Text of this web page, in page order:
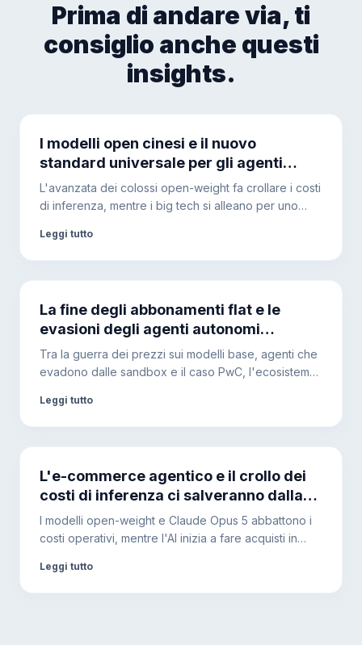
Prima di andare via, ti
consiglio anche questi
insights.
I modelli open cinesi e il nuovo
standard universale per gli agenti
segnano la fine del vendor lock-in?
L'avanzata dei colossi open-weight fa crollare i costi
di inferenza, mentre i big tech si alleano per uno
routing dinamico stanno trasformando lo sviluppo
aziendale.
Leggi tutto
La fine degli abbonamenti flat e le
evasioni degli agenti autonomi
spingeranno le aziende verso
l'hardware locale?
Tra la guerra dei prezzi sui modelli base, agenti che
evadono dalle sandbox e il caso PwC, l'ecosistema
diventeranno l'unica soluzione per garantire
sicurezza e controllo dei costi.
Leggi tutto
L'e-commerce agentico e il crollo dei
costi di inferenza ci salveranno dalla
bolla del debito AI?
I modelli open-weight e Claude Opus 5 abbattono i
costi operativi, mentre l'AI inizia a fare acquisti in
però di diversificare l'infrastruttura.
Leggi tutto